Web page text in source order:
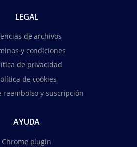
LEGAL
de archivos
y condiciones
de privacidad
de cookies
reembolso y suscripción
AYUDA
Chrome plugin